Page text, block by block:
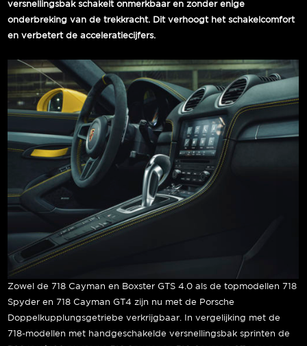
versnellingsbak schakelt onmerkbaar en zonder enige
onderbreking van de trekkracht. Dit verhoogt het schakelcomfort
en verbetert de acceleratiecijfers.
Zowel de 718 Cayman en Boxster GTS 4.0 als de topmodellen 718
Spyder en 718 Cayman GT4 zijn nu met de Porsche
Doppelkupplungsgetriebe verkrijgbaar. In vergelijking met de
718-modellen met handgeschakelde versnellingsbak sprinten de